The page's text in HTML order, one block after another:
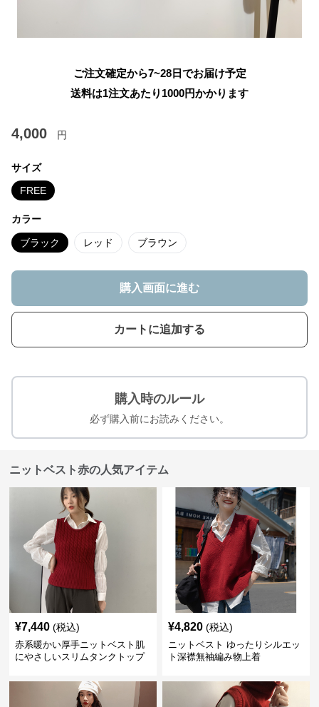
ご注文確定から7~28日でお届け予定
送料は1注文あたり 1000円かかります
4,000 円
サイズ
FREE
カラー
ブラック レッド ブラウン
購入画面に進む
カートに追加する
購入時のルール
必ず購入前にお読みください。
ニットベスト赤の人気アイテム
¥7,440 (税込)
赤系暖かい厚手ニットベスト肌
にやさしいスリムタンクトップ
¥4,820 (税込)
ニットベスト ゆったりシルエッ
ト深襟無袖編み物上着